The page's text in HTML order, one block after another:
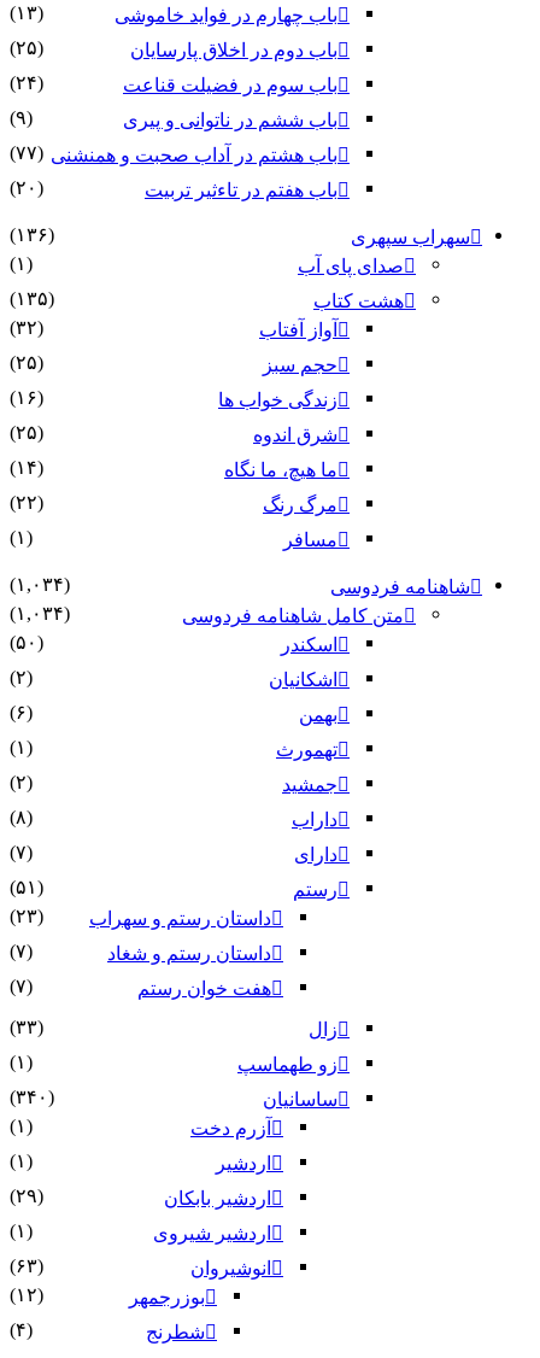
باب چهارم در فواید خاموشى
(۱۳)
باب دوم در اخلاق پارسایان
(۲۵)
باب سوم در فضیلت قناعت
(۲۴)
باب ششم در ناتوانى و پیرى
(۹)
باب هشتم در آداب صحبت و همنشنى (۷۷)
باب هفتم در تاءثیر تربیت
(۲۰)
سهراب سپهری
(۱۳۶)
صدای پای آب
(۱)
هشت کتاب
(۱۳۵)
آواز آفتاب
(۳۲)
حجم سبز
(۲۵)
زندگی خواب ها
(۱۶)
شرق اندوه
(۲۵)
ما هیچ، ما نگاه
(۱۴)
مرگ رنگ
(۲۲)
مسافر
(۱)
شاهنامه فردوسی
(۱,۰۳۴)
متن کامل شاهنامه فردوسی
(۱,۰۳۴)
اسکندر
(۵۰)
اشکانیان
(۲)
بهمن
(۶)
تهمورث
(۱)
جمشید
(۲)
داراب
(۸)
دارای
(۷)
رستم
(۵۱)
داستان رستم و سهراب
(۲۳)
داستان رستم و شغاد
(۷)
هفت خوان رستم‏
(۷)
زال
(۳۳)
زو طهماسپ‏
(۱)
ساسانیان
(۳۴۰)
آزرم دخت
(۱)
اردشیر
(۱)
اردشیر بابکان
(۲۹)
اردشیر شیروی
(۱)
انوشیروان
(۶۳)
بوزرجمهر
(۱۲)
شطرنج
(۴)